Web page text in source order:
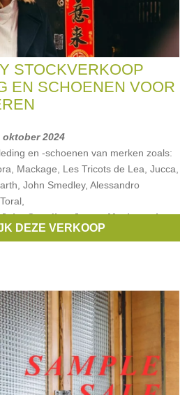
STOCKVERKOOP
EN SCHOENEN VOOR
oktober 2024
en -schoenen van merken zoals:
Mackage, Les Tricots de Lea, Jucca,
John Smedley, Alessandro
John Smedley,Jucca,Mackage,Les
DEZE VERKOOP